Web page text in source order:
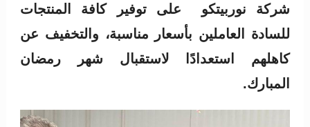
شركة نوربيتكو على توفير كافة المنتجات
للسادة العاملين بأسعار مناسبة، والتخفيف عن
كاهلهم استعدادًا لاستقبال شهر رمضان
المبارك.